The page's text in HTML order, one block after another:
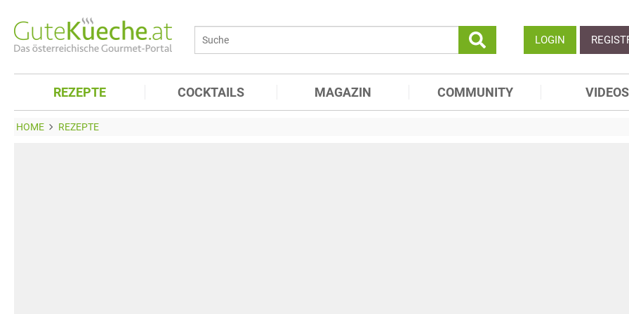
LOGIN
REZEPTE COCKTAILS MAGAZIN COMMUNITY VIDEOS
HOME REZEPTE